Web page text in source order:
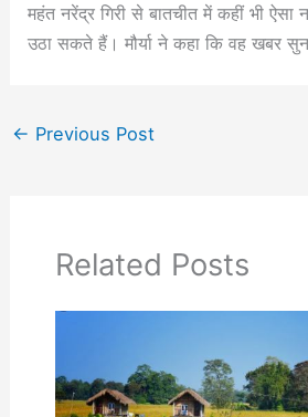
महंत नरेंद्र गिरी से बातचीत में कहीं भी ऐसा
उठा सकते हैं। मौर्या ने कहा कि वह खबर
← Previous Post
Related Posts